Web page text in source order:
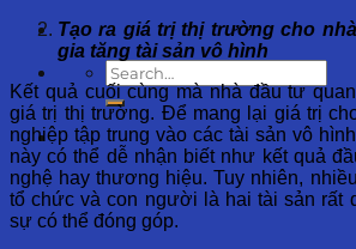
Tạo ra giá trị thị trường cho
gia tăng tài sản vô hình
Kết quả cuối cùng mà nhà đầu tư
giá trị thị trường. Để mang lại giá trị
nghiệp tập trung vào các tài sản vô
này có thể dễ nhận biết như kết quả
nghệ hay thương hiệu. Tuy nhiên,
tổ chức và con người là hai tài sản rất
sự có thể đóng góp.